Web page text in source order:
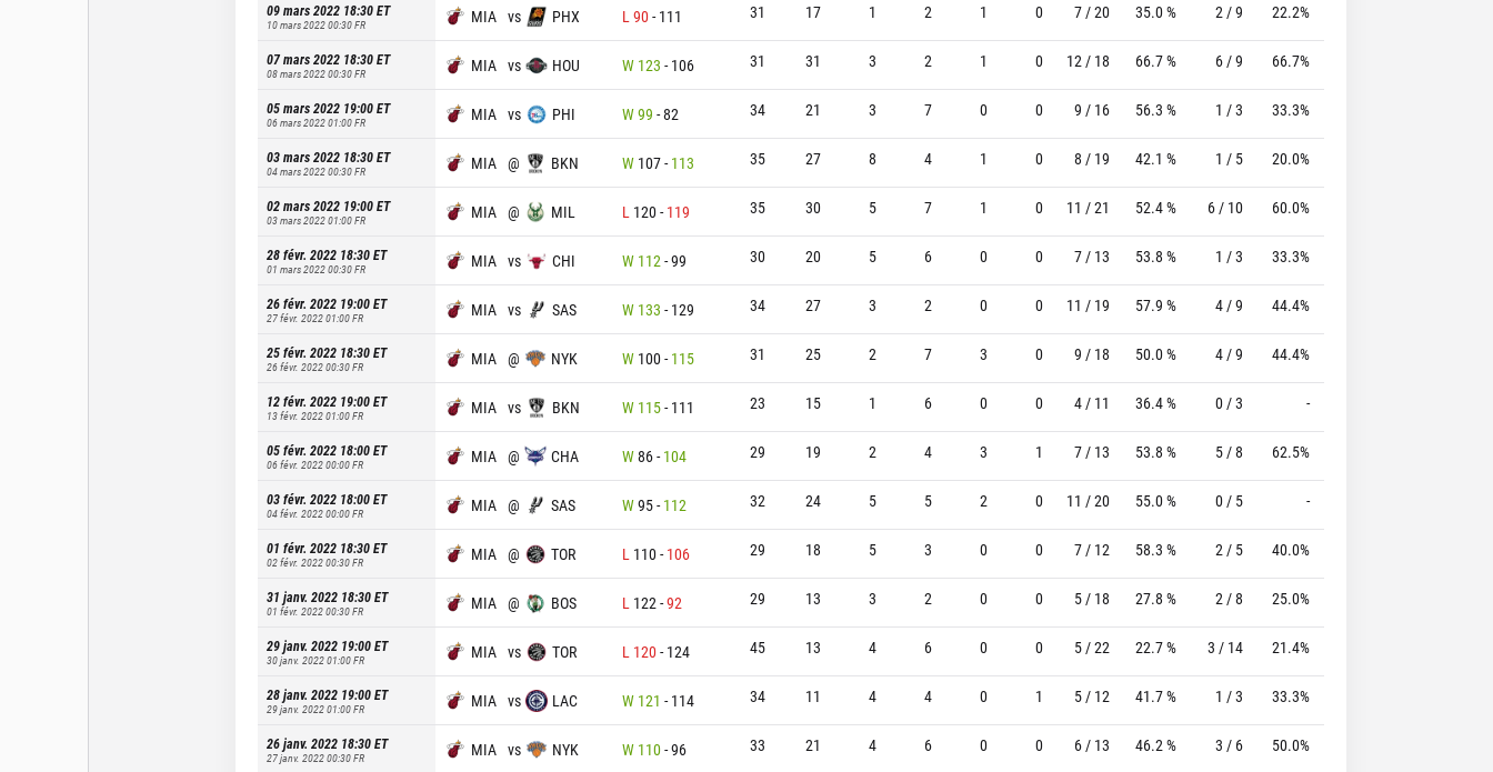
09 mars 2022 18:30ET
10 mars 2022 00:30FR MIA vs PHX L 90- 111 31 17 1 2 1 0 7 / 20 35.0 % 2 / 9 22.2%
07 mars 2022 18:30ET
08 mars 2022 00:30FR MIA vs HOU W 123 - 106 31 31 3 2 1 0 12 / 18 66.7 % 6 / 9 66.7%
05 mars 2022 19:00ET
06 mars 2022 01:00FR MIA vs PHI W99 -82 34 21 3 7 0 0 9 / 16 56.3 % 1 / 3 33.3%
03 mars 2022 18:30ET
04 mars 2022 00:30FR MIA @ BKN W 107- 113 35 27 8 4 1 0 8 / 19 42.1 % 1 / 5 20.0%
02 mars 2022 19:00ET
03 mars 2022 01:00FR MIA @ MIL L 120- 119 35 30 5 7 1 0 11 / 21 52.4 % 6 / 10 60.0%
28 févr. 2022 18:30ET
01 mars 2022 00:30FR MIA vs CHI W 112 -99 30 20 5 6 0 0 7 / 13 53.8 % 1 / 3 33.3%
26 févr. 2022 19:00ET
27 févr. 2022 01:00FR MIA vs SAS W 133 - 129 34 27 3 2 0 0 11 / 19 57.9 % 4 / 9 44.4%
25 févr. 2022 18:30ET
26 févr. 2022 00:30FR MIA @ NYK W 100- 115 31 25 2 7 3 0 9 / 18 50.0 % 4 / 9 44.4%
12 févr. 2022 19:00ET
13 févr. 2022 01:00FR MIA vs BKN W 115- 111 23 15 1 6 0 0 4 / 11 36.4 % 0 / 3 -
05 févr. 2022 18:00ET
06 févr. 2022 00:00FR MIA @ CHA W86- 104 29 19 2 4 3 1 7 / 13 53.8 % 5 / 8 62.5%
03 févr. 2022 18:00ET
04 févr. 2022 00:00FR MIA @ SAS W95- 112 32 24 5 5 2 0 11 / 20 55.0 % 0 / 5 -
01 févr. 2022 18:30ET
02 févr. 2022 00:30FR MIA @ TOR L 110- 106 29 18 5 3 0 0 7 / 12 58.3 % 2 / 5 40.0%
31 janv. 2022 18:30ET
01 févr. 2022 00:30FR MIA @ BOS L 122 -92 29 13 3 2 0 0 5 / 18 27.8 % 2 / 8 25.0%
29 janv. 2022 19:00ET
30 janv. 2022 01:00FR MIA vs TOR L 120- 124 45 13 4 6 0 0 5 / 22 22.7 % 3 / 14 21.4%
28 janv. 2022 19:00ET
29 janv. 2022 01:00FR MIA vs LAC W 121 - 114 34 11 4 4 0 1 5 / 12 41.7 % 1 / 3 33.3%
26 janv. 2022 18:30ET
27 janv. 2022 00:30FR MIA vs NYK W 110-96 33 21 4 6 0 0 6 / 13 46.2 % 3 / 6 50.0%